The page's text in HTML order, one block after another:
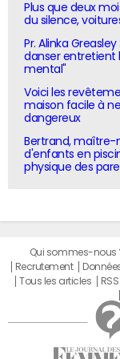
Plus que deux
du silence,
Pr. Alinka
danser entretient
mental"
Voici les
maison facile à
dangereux
Bertrand, maître-
d'enfants en
physique des
Qui sommes-nous
Recrutement
Tous les articles
RSS